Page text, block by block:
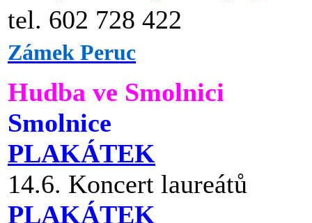
tel. 602 728 422
Zámek Peruc
Hudba ve Smolnici
Smolnice
PLAKÁTEK
14.6. Koncert laureátů
PLAKÁTEK